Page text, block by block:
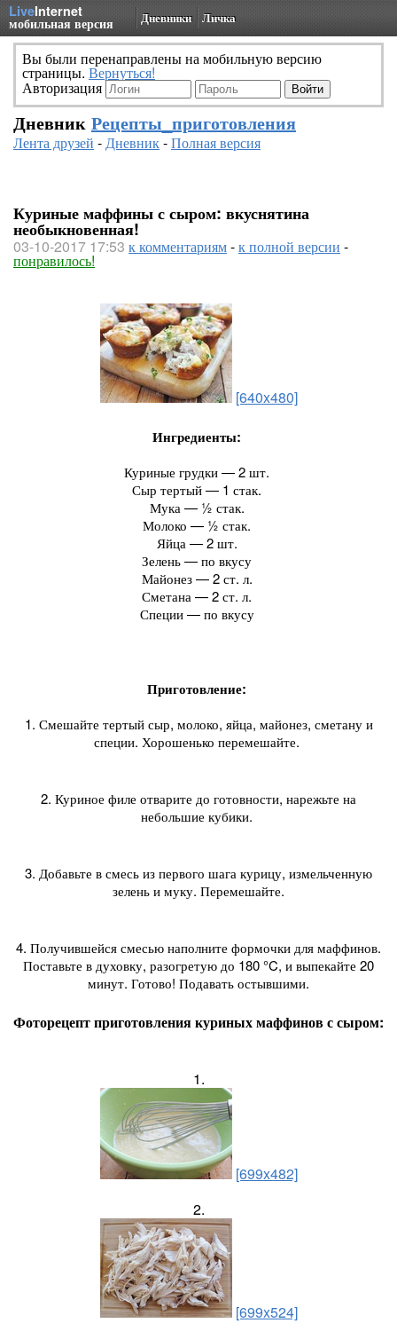
LiveInternet
мобильная версия Дневники Личка
Вы были перенаправлены на мобильную версию
страницы. Вернуться!
Авторизация
Дневник Рецепты_приготовления
Лента друзей -Дневник-Полная версия
Куриные маффины с сыром: вкуснятина
необыкновенная!
03-10-2017 17:53 к комментариям-к полной версии -
понравилось!
[640x480]
Ингредиенты:
Куриные грудки — 2 шт.
Сыр тертый — 1 стак.
Мука — ½ стак.
Молоко — ½ стак.
Яйца — 2 шт.
Зелень — по вкусу
Майонез — 2 ст. л.
Сметана — 2 ст. л.
Специи — по вкусу
Приготовление:
1. Смешайте тертый сыр, молоко, яйца, майонез, сметану и
специи. Хорошенько перемешайте.
2. Куриное филе отварите до готовности, нарежьте на
небольшие кубики.
3. Добавьте в смесь из первого шага курицу, измельченную
зелень и муку. Перемешайте.
4. Получившейся смесью наполните формочки для маффинов.
Поставьте в духовку, разогретую до 180 °C, и выпекайте 20
минут. Готово! Подавать остывшими.
Фоторецепт приготовления куриных маффинов с сыром:
1.
[699x482]
2.
[699x524]